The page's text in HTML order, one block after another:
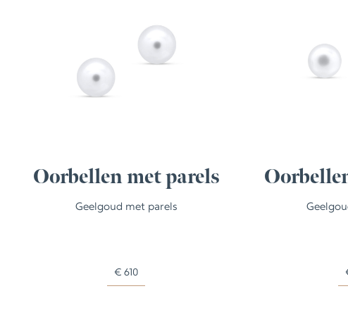
Oorbellen met parels
Geelgoud met parels
€ 610